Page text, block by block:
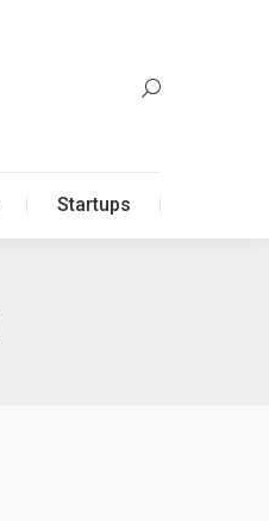
Startups